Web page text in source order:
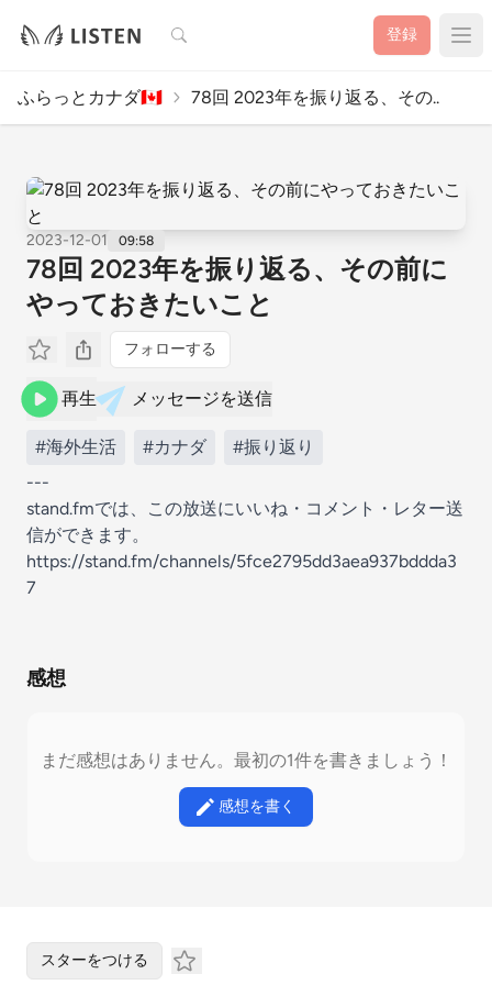
検索 登録
ふらっとカナダ🇨🇦 78回 2023年を振り返る、その..
2023-12-01 09:58
78回 2023年を振り返る、その前に
やっておきたいこと
フォローする
再生 メッセージを送信
#海外生活 #カナダ
#振り返り
---
stand.fmでは、この放送にいいね・コメント・レター送
信ができます。
https://stand.fm/channels/5fce2795dd3aea937bddda3
7
感想
まだ感想はありません。最初の1件を書きましょう！
感想を書く
スターをつける